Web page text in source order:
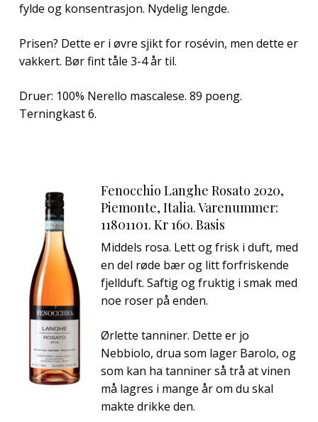
fylde og konsentrasjon. Nydelig lengde.
Prisen? Dette er i øvre sjikt for rosévin, men dette er
vakkert. Bør fint tåle 3-4 år til.
Druer: 100% Nerello mascalese. 89 poeng.
Terningkast 6.
Fenocchio Langhe Rosato 2020,
Piemonte, Italia. Varenummer:
11801101. Kr 160. Basis
Middels rosa. Lett og frisk i duft, med
en del røde bær og litt forfriskende
fjellduft. Saftig og fruktig i smak med
noe roser på enden.
Ørlette tanniner. Dette er jo
Nebbiolo, drua som lager Barolo, og
som kan ha tanniner så trå at vinen
må lagres i mange år om du skal
makte drikke den.